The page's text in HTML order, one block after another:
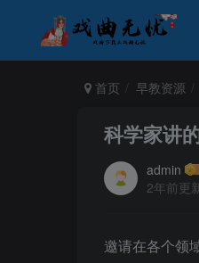
首页 早教资源
科学家讲
admin
2年前更
邀请在各个领